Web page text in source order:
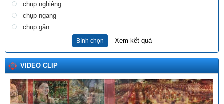
Số:1987/SVHTTDL-VP
(V/v định hướng nội dung phổ biến, giáo dục pháp luật
Ngày ban hành: (03/06/2026)
Tên:(BÀI TRUYỀN THÔNG DỰ THẢO NGHỊ QUYẾT QUY
ĐỊNH NỘI DUNG, MỨC CHI MỘT SỐ HOẠT ĐỘNG VĂN HÓA,
NGHỆ THUẬT TRÊN ĐỊA BÀN TỈNH LAI CHÂU)
chụp nghiêng
chụp ngang
chụp gần
Bình chọn Xem kết quả
VIDEO CLIP